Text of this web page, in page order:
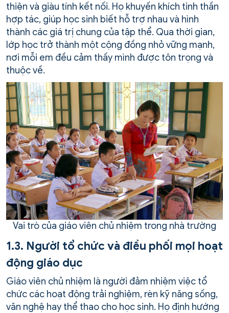
thiện và giàu tính kết nối. Họ khuyến khích tinh thần
hợp tác, giúp học sinh biết hỗ trợ nhau và hình
thành các giá trị chung của tập thể. Qua thời gian,
lớp học trở thành một cộng đồng nhỏ vững mạnh,
nơi mỗi em đều cảm thấy mình được tôn trọng và
thuộc về.
Vai trò của giáo viên chủ nhiệm trong nhà trường
1.3. Người tổ chức và điều phối mọi hoạt
động giáo dục
Giáo viên chủ nhiệm là người đảm nhiệm việc tổ
chức các hoạt động trải nghiệm, rèn kỹ năng sống,
văn nghệ hay thể thao cho học sinh. Họ định hướng